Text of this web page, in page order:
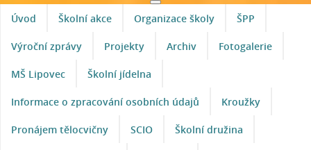
Úvod Školní akce Organizace školy ŠPP
Výroční zprávy Projekty Archiv Fotogalerie
MŠ Lipovec Školní jídelna
Informace o zpracování osobních údajů Kroužky
Pronájem tělocvičny SCIO Školní družina